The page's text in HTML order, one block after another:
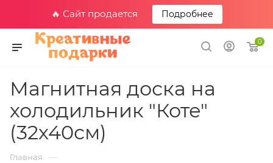
🔥 Сайт продается Подробнее
0
Магнитная доска на
холодильник "Коте"
(32х40см)
Главная —